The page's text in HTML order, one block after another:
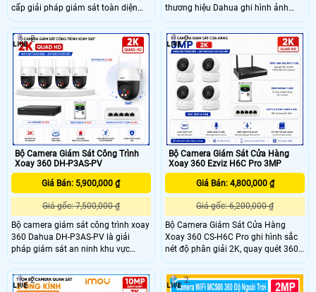
cấp giải pháp giám sát toàn diện
các hoạt động trong xưởng. Với
camera độ phân giải 5MP siêu nét
hỗ trợ quay quét 355°, phát hiện và
theo dõi người và chuyển động, đàm
thoại hai chiều, báo động bằng đèn
và còi, cùng 4 chế độ quan sát ban
đêm. Đây là một lựa chọn tốt dành
cho bạn giúp quản lý kho hiệu quả.
thương hiệu Dahua ghi hình ảnh
3MP sắc nét, trang bị công nghệ AI
phát hiện người, phương tiện độ
chính xác cao. Camera văn phòng
Dahua còn hỗ trợ đàm thoại hai
chiều, ghi hình màu ban đêm 30m
hoặc hồng ngoại trắng đen, vỏ
ngoài Plastic IP 67 sử dụng bền bỉ
lâu dài.
Bộ Camera Giám Sát Công Trình
Xoay 360 DH-P3AS-PV
Giá Bán: 5,900,000 ₫
Giá gốc: 7,500,000 ₫
Bộ camera giám sát công trình xoay
360 Dahua DH-P3AS-PV là giải
pháp giám sát an ninh khu vực
công trình chất lượng. Với camera
3MP hình ảnh siêu nét, hỗ trợ quay
quét linh hoạt, phát hiện phân biệt
2
Bộ Camera Giám Sát Cửa Hàng
Xoay 360 Ezviz H6C Pro 3MP
Giá Bán: 4,800,000 ₫
Giá gốc: 6,200,000 ₫
Bộ Camera Giám Sát Cửa Hàng
Xoay 360 CS-H6C Pro ghi hình sắc
nét độ phân giải 2K, quay quét 360°,
AI phát hiện người, theo dõi tự động,
ghi hình màu ban đêm, đàm thoại
hai chiều phù hợp giám sát an ninh
2
2 2